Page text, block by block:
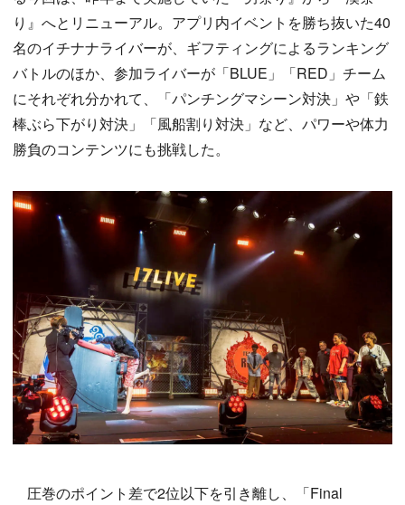
り』へとリニューアル。アプリ内イベントを勝ち抜いた40
名のイチナナライバーが、ギフティングによるランキング
バトルのほか、参加ライバーが「BLUE」「RED」チーム
にそれぞれ分かれて、「パンチングマシーン対決」や「鉄
棒ぶら下がり対決」「風船割り対決」など、パワーや体力
勝負のコンテンツにも挑戦した。
圧巻のポイント差で2位以下を引き離し、「Final